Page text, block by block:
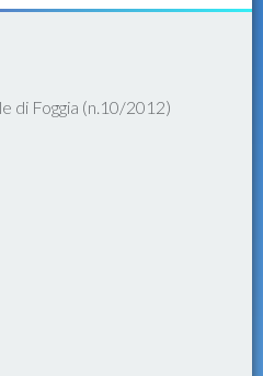
di Foggia (n.10/2012)